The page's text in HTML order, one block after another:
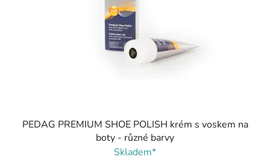
PEDAG PREMIUM SHOE POLISH krém s voskem na
boty - různé barvy
Skladem*